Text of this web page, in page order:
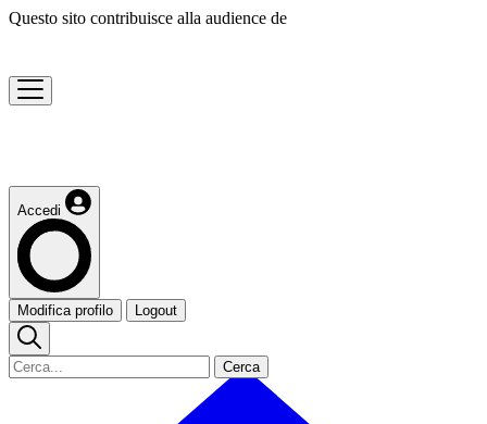
Questo sito contribuisce alla audience de
Accedi
Modifica profilo Logout
Cerca